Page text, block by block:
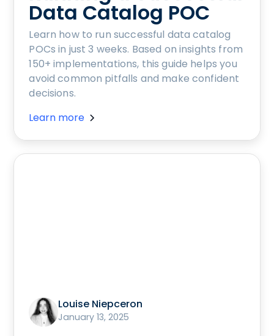
Data Catalog POC
Learn how to run successful data catalog
POCs in just 3 weeks. Based on insights from
150+ implementations, this guide helps you
avoid common pitfalls and make confident
decisions.
Learn more
Louise Niepceron
January 13, 2025